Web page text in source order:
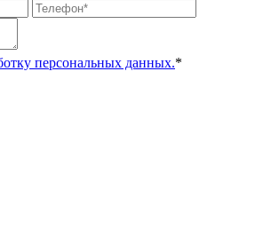
персональных данных.*